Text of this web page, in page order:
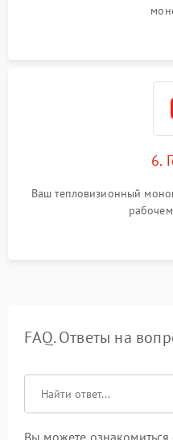
6.
Ваш тепловизионный
FAQ. Ответы на
Вы можете